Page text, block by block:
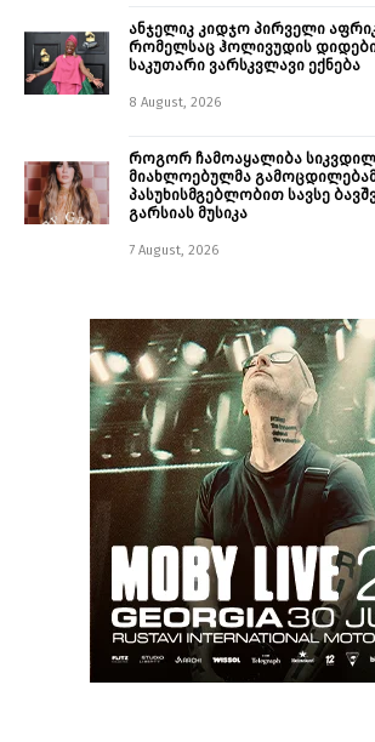
ანჯელიკ კიდჯო პირველი
რომელსაც ჰოლივუდის
საკუთარი ვარსკვლავი ექნება
8 August, 2026
როგორ ჩამოაყალიბა
მიახლოებულმა
პასუხისმგებლობით სავსე
გარსიას მუსიკა
7 August, 2026